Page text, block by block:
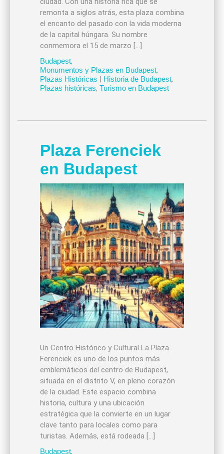
remonta a siglos atrás, esta plaza combina
el encanto del pasado con la vida moderna
de la capital húngara. Su nombre
conmemora el 15 de marzo […]
Budapest,
Monumentos y Plazas en Budapest,
Plazas Históricas | Historia de Budapest,
Plazas históricas, Turismo en Budapest
Plaza Ferenciek
en Budapest
Un Centro Histórico y Cultural La Plaza
Ferenciek es uno de los puntos más
emblemáticos del centro de Budapest,
situada en el distrito V, en pleno corazón
de la ciudad. Este espacio combina
historia, cultura y una ubicación
estratégica que la convierte en un lugar
clave tanto para locales como para
turistas. Además, está rodeada […]
Budapest,